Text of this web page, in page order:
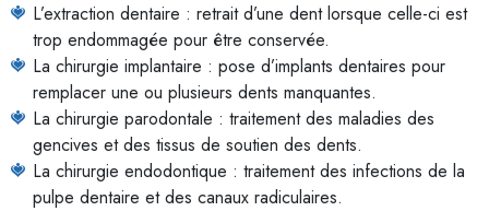
L’extraction dentaire : retrait d’une dent lorsque celle-ci est
trop endommagée pour être conservée.
La chirurgie implantaire : pose d’implants dentaires pour
remplacer une ou plusieurs dents manquantes.
La chirurgie parodontale : traitement des maladies des
gencives et des tissus de soutien des dents.
La chirurgie endodontique : traitement des infections de la
pulpe dentaire et des canaux radiculaires.